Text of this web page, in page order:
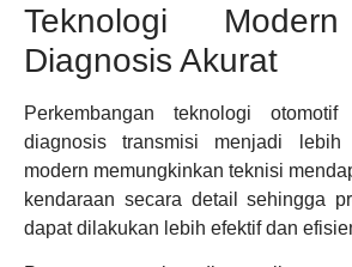
Teknologi
Diagnosis Akurat
Perkembangan teknologi
diagnosis transmisi menjadi lebih
modern memungkinkan teknisi
kendaraan secara detail sehingga
dapat dilakukan lebih efektif dan